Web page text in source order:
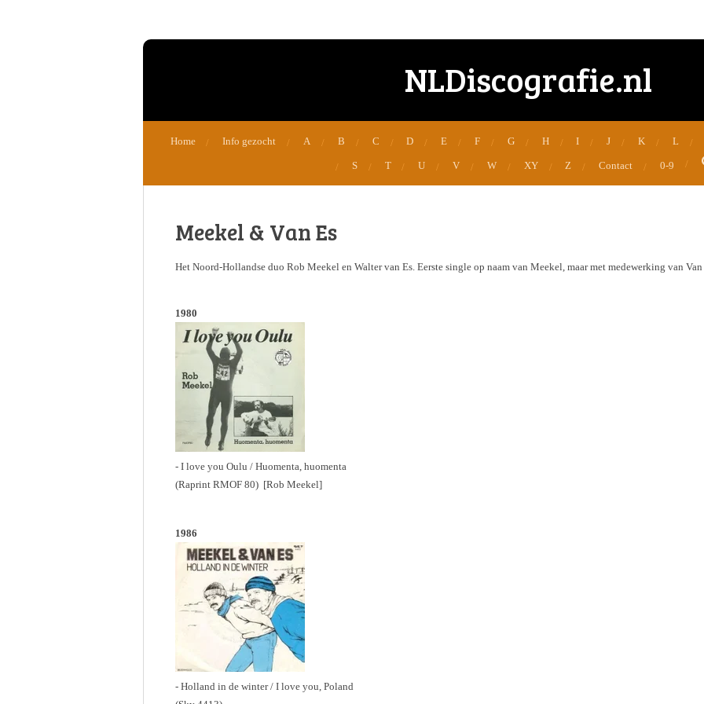
NLDiscografie.nl
Home Info gezocht A B C D E F G H I J K L
S T U V W XY Z Contact 0-9
Meekel & Van Es
Het Noord-Hollandse duo Rob Meekel en Walter van Es. Eerste single op naam van Meekel, maar met medewerking van Van
1980
- I love you Oulu / Huomenta, huomenta
(Raprint RMOF 80) [Rob Meekel]
1986
- Holland in de winter / I love you, Poland